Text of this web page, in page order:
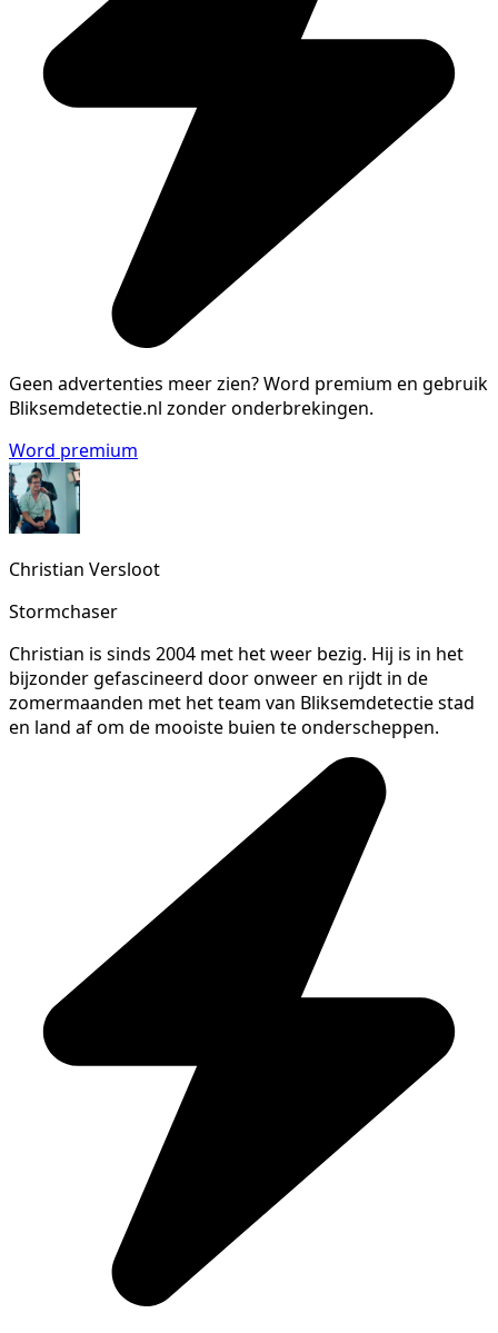
Geen advertenties meer zien?Word premium en gebruik
Bliksemdetectie.nl zonder onderbrekingen.
Word premium
Christian Versloot
Stormchaser
Christian is sinds 2004 met het weer bezig. Hij is in het
bijzonder gefascineerd door onweer en rijdt in de
zomermaanden met het team van Bliksemdetectie stad
en land af om de mooiste buien te onderscheppen.